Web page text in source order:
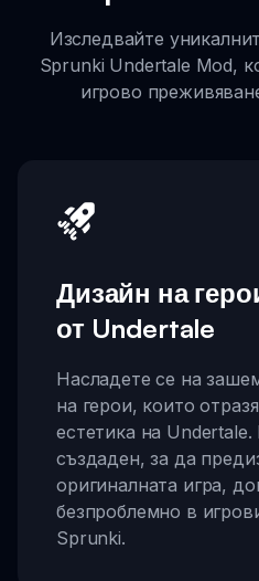
Изследвайте
Sprunki Undertale Mod,
игрово
Дизайн на
от Undertale
Насладете се на
на герои, които
естетика на Undertale.
създаден, за да
оригиналната игра,
безпроблемно в
Sprunki.